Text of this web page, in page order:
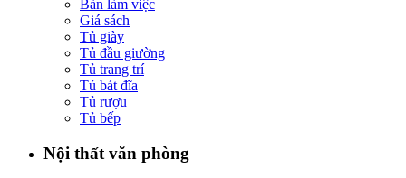
Bàn làm việc
Giá sách
Tủ giày
Tủ đầu giường
Tủ trang trí
Tủ bát đĩa
Tủ rượu
Tủ bếp
Nội thất văn phòng